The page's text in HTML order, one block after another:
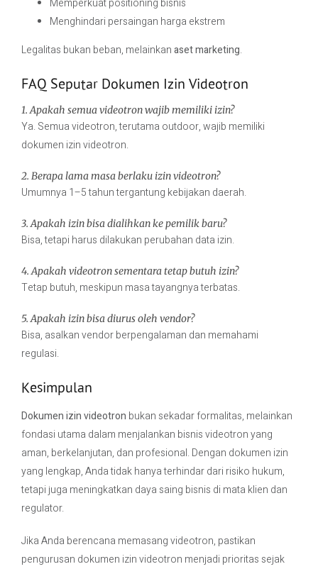
Memperkuat positioning bisnis
Menghindari persaingan harga ekstrem
Legalitas bukan beban, melainkanaset marketing.
FAQ Seputar Dokumen Izin Videotron
1. Apakah semua videotron wajib memiliki izin?
Ya. Semua videotron, terutama outdoor, wajib memiliki
dokumen izin videotron.
2. Berapa lama masa berlaku izin videotron?
Umumnya 1–5 tahun tergantung kebijakan daerah.
3. Apakah izin bisa dialihkan ke pemilik baru?
Bisa, tetapi harus dilakukan perubahan data izin.
4. Apakah videotron sementara tetap butuh izin?
Tetap butuh, meskipun masa tayangnya terbatas.
5. Apakah izin bisa diurus oleh vendor?
Bisa, asalkan vendor berpengalaman dan memahami
regulasi.
Kesimpulan
Dokumen izin videotron bukan sekadar formalitas, melainkan
fondasi utama dalam menjalankan bisnis videotron yang
aman, berkelanjutan, dan profesional. Dengan dokumen izin
yang lengkap, Anda tidak hanya terhindar dari risiko hukum,
tetapi juga meningkatkan daya saing bisnis di mata klien dan
regulator.
Jika Anda berencana memasang videotron, pastikan
pengurusan dokumen izin videotron menjadi prioritas sejak